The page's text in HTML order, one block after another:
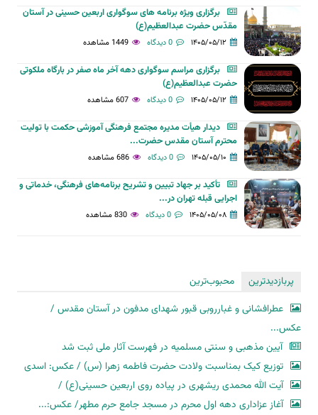
برگزاری ویژه برنامه های سوگواری اربعین حسینی در آستان
مقدّس حضرت عبدالعظیم(ع)
۱۴۰۵/۰۵/۱۲ 0 دیدگاه 1449 مشاهده
برگزاری مراسم سوگواری دهه آخر ماه صفر در بارگاه ملکوتی
حضرت عبدالعظیم(ع)
۱۴۰۵/۰۵/۱۲ 0 دیدگاه 607 مشاهده
دیدار هیأت مدیره مجتمع فرهنگی آموزشی حکمت با تولیت
محترم آستان مقدس حضرت...
۱۴۰۵/۰۵/۱۰ 0 دیدگاه 686 مشاهده
تأکید بر جهاد تبیین و تشریح برنامه‌های فرهنگی، خدماتی و
اجرایی قبله تهران در...
۱۴۰۵/۰۵/۰۸ 0 دیدگاه 830 مشاهده
پربازدیدترین
محبوب‌ترین
عطرافشانی و غبارروبی قبور شهدای مدفون در آستان مقدس /
عکس...
آیین مذهبی و سنتی مسلمیه در فهرست آثار ملی ثبت شد
توزیع کیک بمناسبت ولادت حضرت فاطمه زهرا (س) / عکس: اسدی
آیت الله محمدی ریشهری در پیاده روی اربعین حسینی(ع) /
آغاز عزاداری دهه اول محرم در مسجد جامع حرم مطهر/ عکس:...